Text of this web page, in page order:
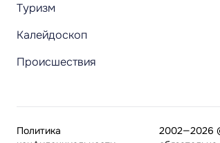
Туризм
Калейдоскоп
Происшествия
2002—2026
Политика